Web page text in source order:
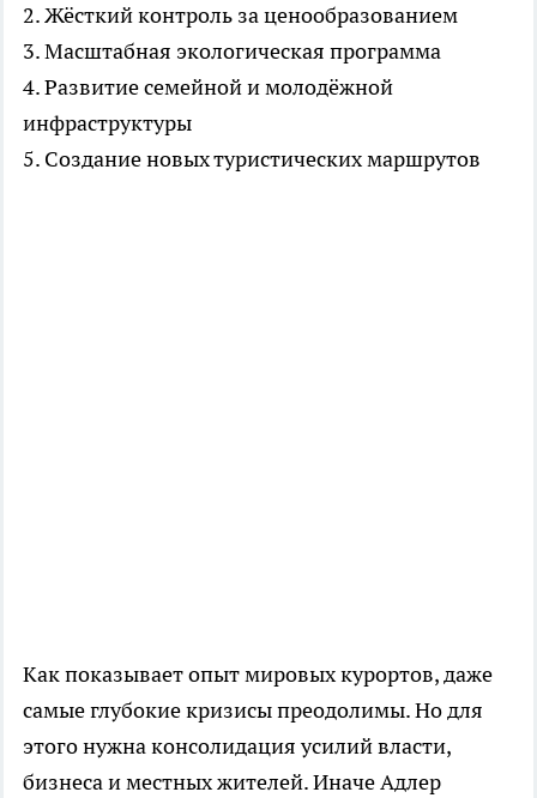
2. Жёсткий контроль за ценообразованием
3. Масштабная экологическая программа
4. Развитие семейной и молодёжной
инфраструктуры
5. Создание новых туристических маршрутов
Как показывает опыт мировых курортов, даже
самые глубокие кризисы преодолимы. Но для
этого нужна консолидация усилий власти,
бизнеса и местных жителей. Иначе Адлер